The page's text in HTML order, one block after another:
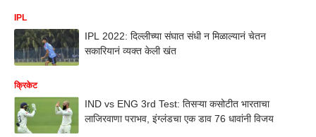
IPL
IPL 2022: दिल्लीच्या संघात संधी न मिळाल्यानं चेतन
सकारियानं व्यक्त केली खंत
क्रिकेट
IND vs ENG 3rd Test: तिसऱ्या कसोटीत भारताचा
लाजिरवाणा पराभव, इंग्लंडचा एक डाव 76 धावांनी विजय